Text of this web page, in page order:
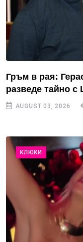
Гръм в рая:
разведе тайно с
AUGUST 03, 2026
КЛЮКИ